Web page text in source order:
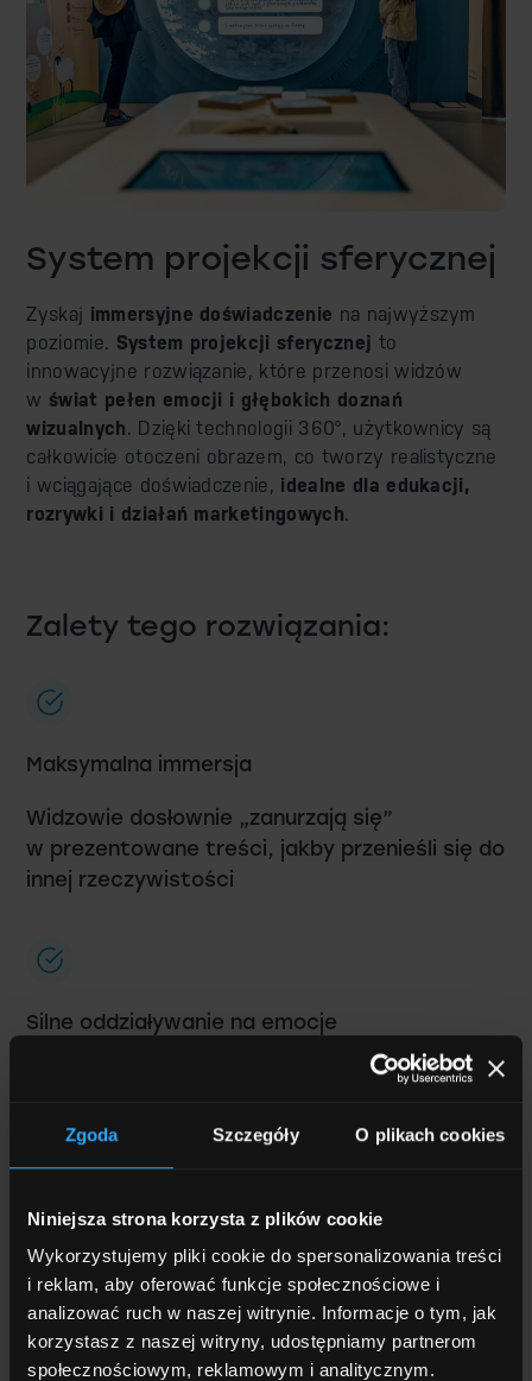
Zgoda Szczegóły O plikach cookies
Niniejsza strona korzysta z plików cookie
Wykorzystujemy pliki cookie do spersonalizowania treści
i reklam, aby oferować funkcje społecznościowe i
analizować ruch w naszej witrynie. Informacje o tym, jak
korzystasz z naszej witryny, udostępniamy partnerom
społecznościowym, reklamowym i analitycznym.
System projekcji sferycznej
Zyskaj immersyjne doświadczenie na najwyższym
poziomie. System projekcji sferycznej to
innowacyjne rozwiązanie, które przenosi widzów
w świat pełen emocji i głębokich doznań
wizualnych. Dzięki technologii 360°, użytkownicy są
całkowicie otoczeni obrazem, co tworzy realistyczne
i wciągające doświadczenie, idealne dla edukacji,
rozrywki i działań marketingowych.
Zalety tego rozwiązania:
Maksymalna immersja
Widzowie dosłownie „zanurzają się”
w prezentowane treści, jakby przenieśli się do
innej rzeczywistości
Silne oddziaływanie na emocje
Doskonałe narzędzie do storytellingu, które
prezentowane treści są bardziej
zapamiętywane
Realistyczny dźwięk 360°
Wielokanałowy system audio z równomiernie